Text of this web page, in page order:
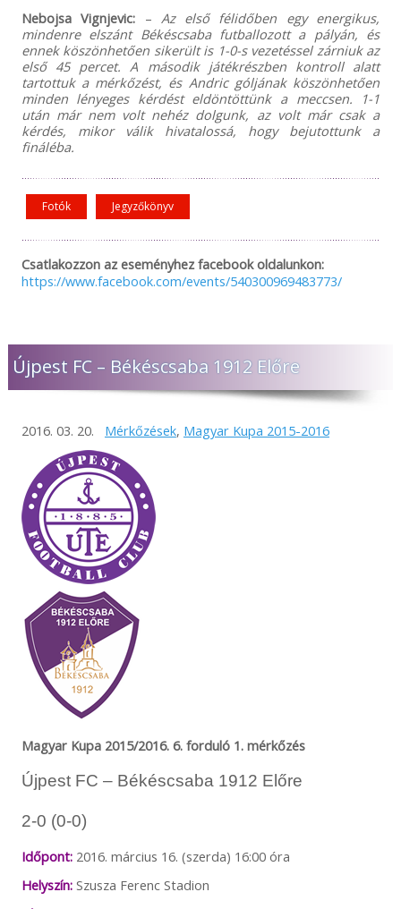
Nebojsa Vignjevic: – Az első félidőben egy energikus,
mindenre elszánt Békéscsaba futballozott a pályán, és
ennek köszönhetően sikerült is 1-0-s vezetéssel zárniuk az
első 45 percet. A második játékrészben kontroll alatt
tartottuk a mérkőzést, és Andric góljának köszönhetően
minden lényeges kérdést eldöntöttünk a meccsen. 1-1
után már nem volt nehéz dolgunk, az volt már csak a
kérdés, mikor válik hivatalossá, hogy bejutottunk a
fináléba.
Fotók Jegyzőkönyv
Csatlakozzon az eseményhez facebook oldalunkon:
https://www.facebook.com/events/540300969483773/
Újpest FC – Békéscsaba 1912 Előre
2016. 03. 20. Mérkőzések, Magyar Kupa 2015-2016
Magyar Kupa 2015/2016. 6. forduló 1. mérkőzés
Újpest FC – Békéscsaba 1912 Előre
2-0 (0-0)
Időpont:2016. március 16. (szerda) 16:00 óra
Helyszín:Szusza Ferenc Stadion